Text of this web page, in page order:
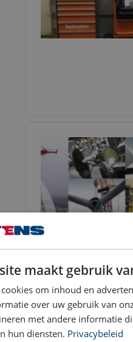
maakt gebruik
om inhoud en
over uw gebruik van
met andere informatie
hun diensten. Privacybeleid